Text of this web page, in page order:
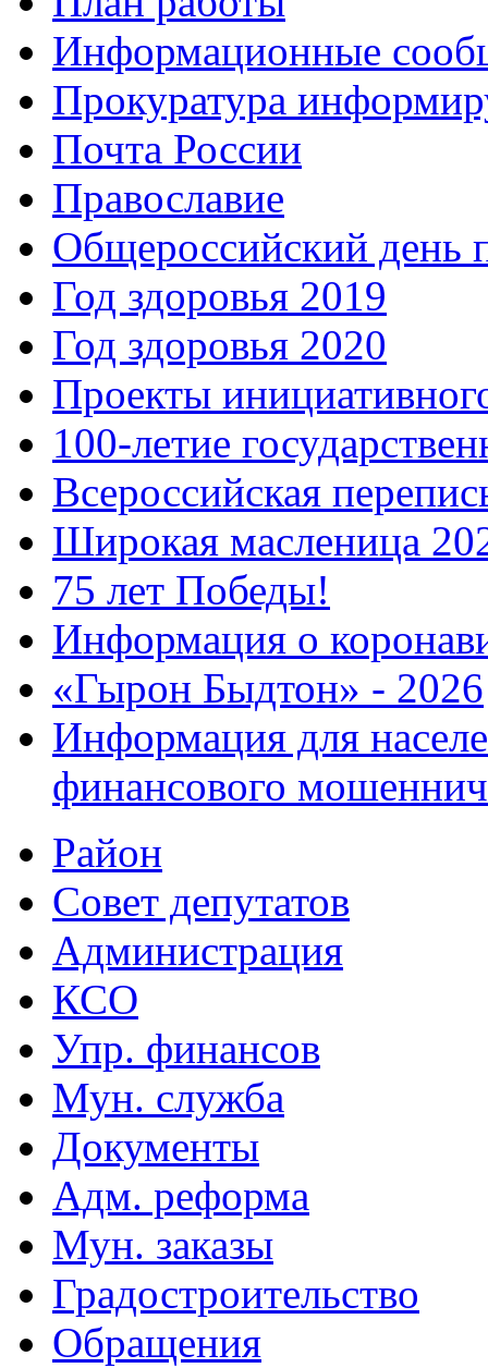
Информационные
Прокуратура
Почта России
Православие
Общероссийский день
Год здоровья 2019
Год здоровья 2020
Проекты
100-летие
Всероссийская
Широкая масленица
75 лет Победы!
Информация о
«Гырон Быдтон» - 2026
Информация для
финансового
Район
Совет депутатов
Администрация
КСО
Упр. финансов
Мун. служба
Документы
Адм. реформа
Мун. заказы
Градостроительство
Обращения